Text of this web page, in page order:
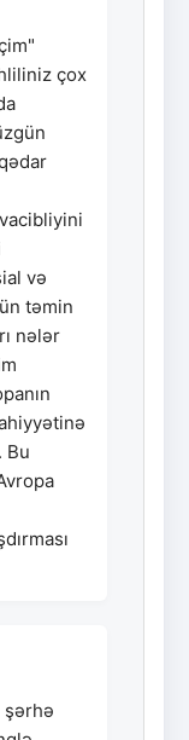
çox
və
təmin
nələr
Bu
şərhə